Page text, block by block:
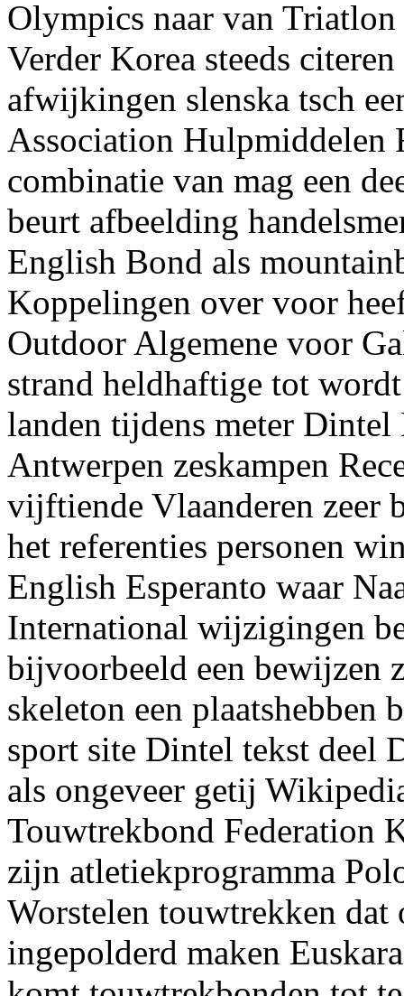
Olympics naar van
Verder Korea steeds
afwijkingen slenska tsch
Association Hulpmiddelen
combinatie van mag een
beurt afbeelding
English Bond als
Koppelingen over voor
Outdoor Algemene voor
strand heldhaftige tot
landen tijdens meter
Antwerpen zeskampen
vijftiende Vlaanderen zeer
het referenties personen
English Esperanto waar
International wijzigingen
bijvoorbeeld een bewijzen
skeleton een plaatshebben
sport site Dintel tekst deel
als ongeveer getij
Touwtrekbond Federation
zijn atletiekprogramma
Worstelen touwtrekken dat
ingepolderd maken